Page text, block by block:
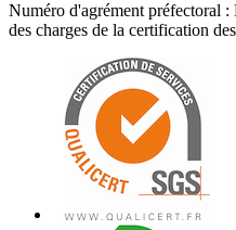
Numéro d'agrément préfectoral
des charges de la certification